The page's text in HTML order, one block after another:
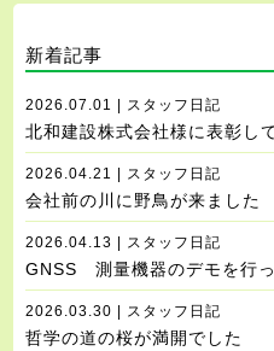
新着記事
2026.07.01 | スタッフ日記
北和建設株式会社様に表彰し
2026.04.21 | スタッフ日記
会社前の川に野鳥が来ました
2026.04.13 | スタッフ日記
GNSS 測量機器のデモを行
2026.03.30 | スタッフ日記
哲学の道の桜が満開でした